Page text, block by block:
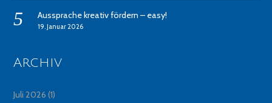
Aussprache kreativ fördern – easy!
19. Januar 2026
Archiv
Juli 2026 (1)